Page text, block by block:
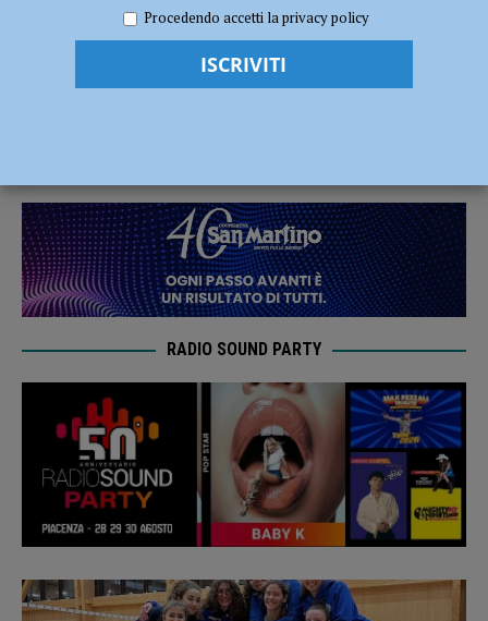
schianta Wimore Calerno per 3-0
U18 – La VAP/UYBA schianta Wimore
RADIO SOUND PARTY
Procedendo accetti la privacy policy